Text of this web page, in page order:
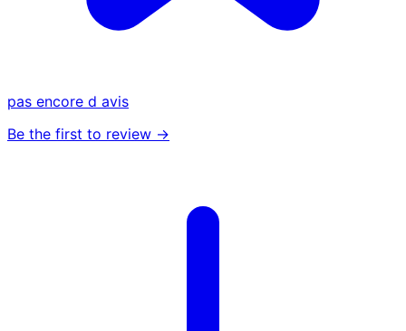
pas encore d avis
Be the first to review →